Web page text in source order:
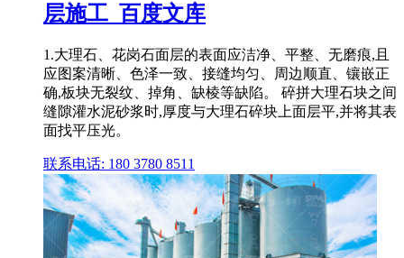
层施工_百度文库
1.大理石、花岗石面层的表面应洁净、平整、无磨痕,且
应图案清晰、色泽一致、接缝均匀、周边顺直、镶嵌正
确,板块无裂纹、掉角、缺棱等缺陷。 碎拼大理石块之间
缝隙灌水泥砂浆时,厚度与大理石碎块上面层平,并将其表
面找平压光。
联系电话: 180 3780 8511